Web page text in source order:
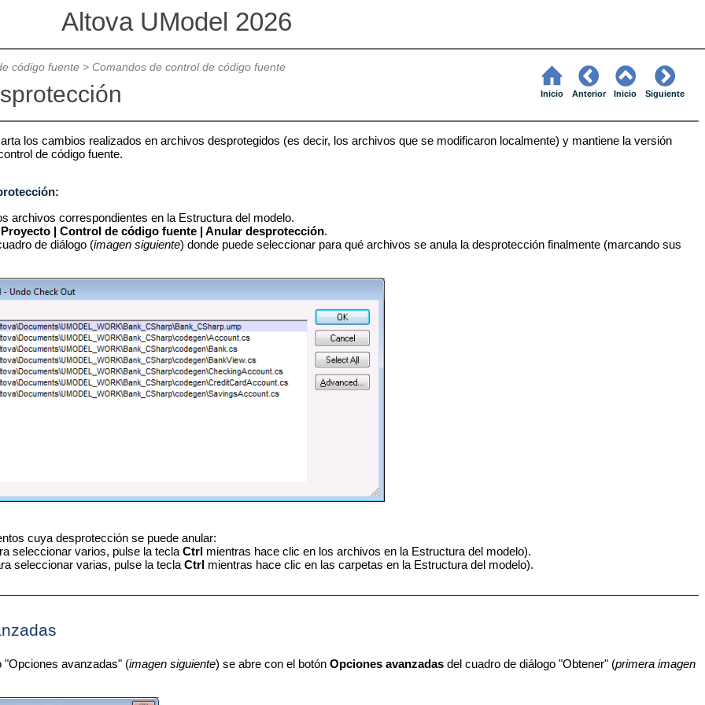
Altova UModel 2026
código fuente> Comandos de control de código fuente
Inicio Anterior Inicio Siguiente
los cambios realizados en archivos desprotegidos (es decir, los archivos que se modificaron localmente) y mantiene la versión
de código fuente.
archivos correspondientes en la Estructura del modelo.
Proyecto | Control de código fuente | Anular desprotección.
de diálogo (imagen siguiente) donde puede seleccionar para qué archivos se anula la desprotección finalmente (marcando sus
cuya desprotección se puede anular:
seleccionar varios, pulse la tecla Ctrlmientras hace clic en los archivos en la Estructura del modelo).
seleccionar varias, pulse la tecla Ctrlmientras hace clic en las carpetas en la Estructura del modelo).
"Opciones avanzadas" (imagen siguiente) se abre con el botón Opciones avanzadasdel cuadro de diálogo "Obtener" (primera imagen